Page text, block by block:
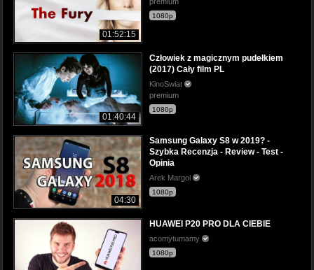
01:52:15
1080p
01:40:44
Człowiek z magicznym pudełkiem
(2017) Cały film PL
KinoSwiat
premium
1080p
04:30
Samsung Galaxy S8 w 2019? -
Szybka Recenzja - Review - Test -
Opinia
Arek Margol
1080p
HUAWEI P20 PRO DLA CIEBIE
acomytumamy
1080p